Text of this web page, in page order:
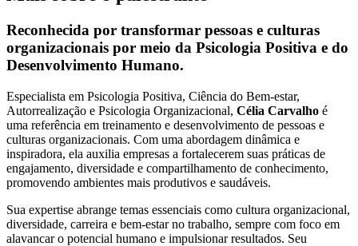
Reconhecida por transformar pessoas e culturas
organizacionais por meio da Psicologia Positiva e do
Desenvolvimento Humano.
Especialista em Psicologia Positiva, Ciência do Bem-estar,
Autorrealização e Psicologia Organizacional, Célia Carvalho é
uma referência em treinamento e desenvolvimento de pessoas e
culturas organizacionais. Com uma abordagem dinâmica e
inspiradora, ela auxilia empresas a fortalecerem suas práticas de
engajamento, diversidade e compartilhamento de conhecimento,
promovendo ambientes mais produtivos e saudáveis.
Sua expertise abrange temas essenciais como cultura organizacional,
diversidade, carreira e bem-estar no trabalho, sempre com foco em
alavancar o potencial humano e impulsionar resultados. Seu